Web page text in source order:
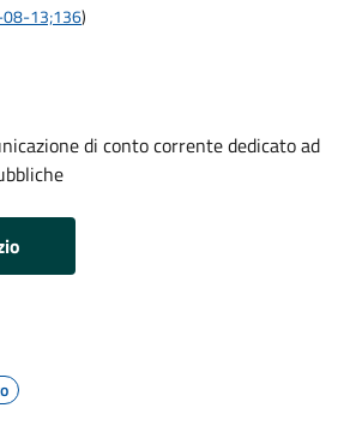
08-13;136)
di conto corrente dedicato ad